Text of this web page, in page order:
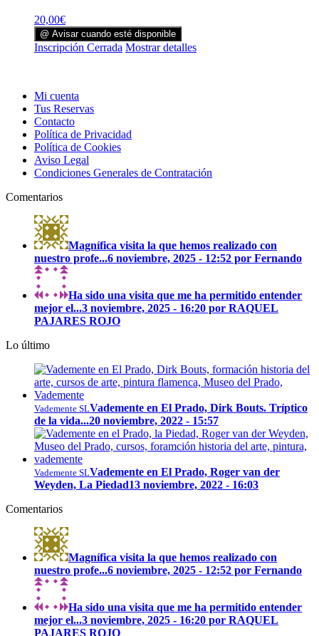
20,00€
@ Avisar cuando esté disponible
Inscripción Cerrada Mostrar detalles
Mi cuenta
Tus Reservas
Contacto
Política de Privacidad
Política de Cookies
Aviso Legal
Condiciones Generales de Contratación
Comentarios
Magnífica visita la que hemos realizado con
nuestro profe...6 noviembre, 2025 - 12:52 por Fernando
Ha sido una visita que me ha permitido entender
mejor el...3 noviembre, 2025 - 16:20 por RAQUEL
PAJARES ROJO
Lo último
Vademente SLVademente en El Prado, Dirk Bouts. Tríptico
de la vida...20 noviembre, 2022 - 15:57
Vademente SLVademente en El Prado, Roger van der
Weyden, La Piedad13 noviembre, 2022 - 16:03
Comentarios
Magnífica visita la que hemos realizado con
nuestro profe...6 noviembre, 2025 - 12:52 por Fernando
Ha sido una visita que me ha permitido entender
mejor el...3 noviembre, 2025 - 16:20 por RAQUEL
PAJARES ROJO